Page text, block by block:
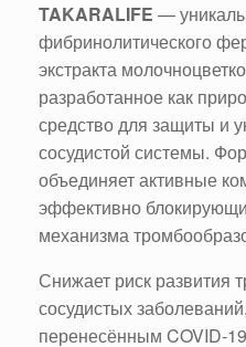
TAKARALIFE —
фибринолитического
экстракта
разработанное как
средство для защиты и
сосудистой системы.
объединяет активные
эффективно
механизма
Снижает риск развития
сосудистых
перенесённым COVID-